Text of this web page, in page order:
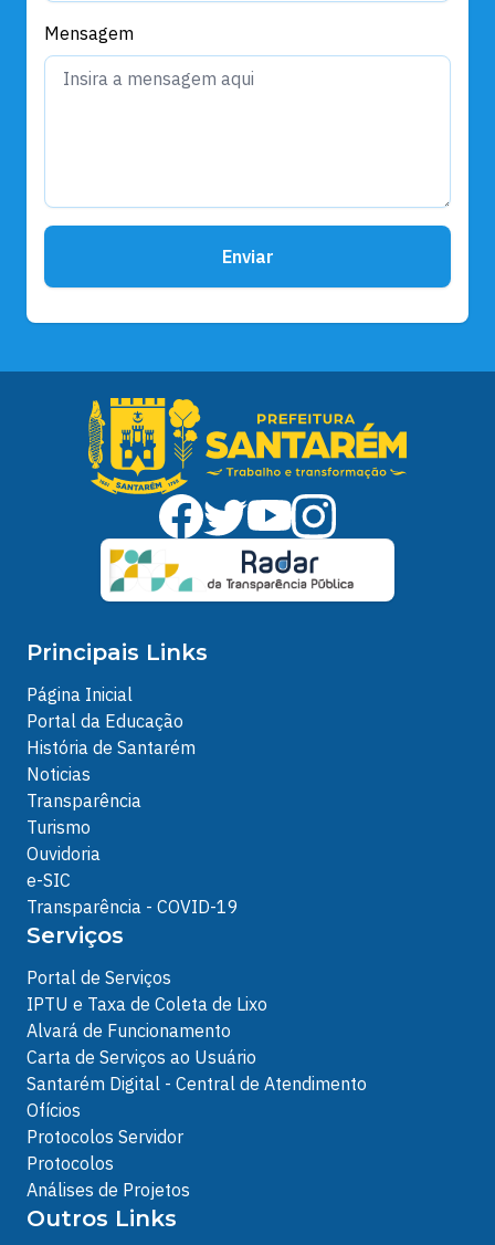
Mensagem
Enviar
Principais Links
Página Inicial
Portal da Educação
História de Santarém
Noticias
Transparência
Turismo
Ouvidoria
e-SIC
Transparência - COVID-19
Serviços
Portal de Serviços
IPTU e Taxa de Coleta de Lixo
Alvará de Funcionamento
Carta de Serviços ao Usuário
Santarém Digital - Central de Atendimento
Ofícios
Protocolos Servidor
Protocolos
Análises de Projetos
Outros Links